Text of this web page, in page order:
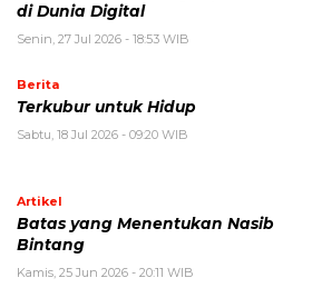
di Dunia Digital
Senin, 27 Jul 2026 - 18:53 WIB
Berita
Terkubur untuk Hidup
Sabtu, 18 Jul 2026 - 09:20 WIB
Artikel
Batas yang Menentukan Nasib
Bintang
Kamis, 25 Jun 2026 - 20:11 WIB